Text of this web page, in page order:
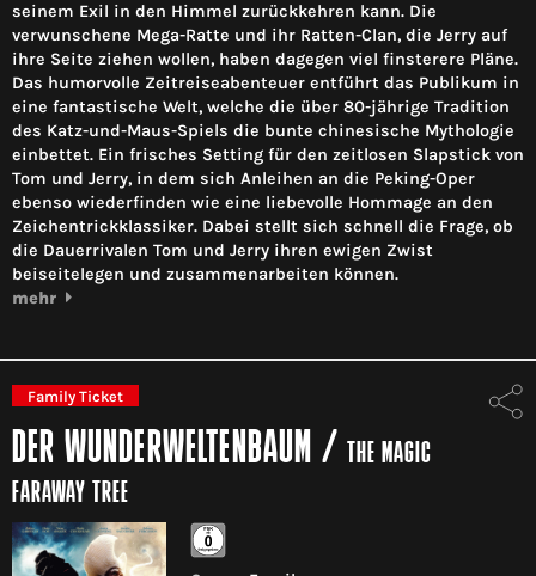
seinem Exil in den Himmel zurückkehren kann. Die
verwunschene Mega-Ratte und ihr Ratten-Clan, die Jerry auf
ihre Seite ziehen wollen, haben dagegen viel finsterere Pläne.
Das humorvolle Zeitreiseabenteuer entführt das Publikum in
eine fantastische Welt, welche die über 80-jährige Tradition
des Katz-und-Maus-Spiels die bunte chinesische Mythologie
einbettet. Ein frisches Setting für den zeitlosen Slapstick von
Tom und Jerry, in dem sich Anleihen an die Peking-Oper
ebenso wiederfinden wie eine liebevolle Hommage an den
Zeichentrickklassiker. Dabei stellt sich schnell die Frage, ob
die Dauerrivalen Tom und Jerry ihren ewigen Zwist
beiseitelegen und zusammenarbeiten können.
mehr
Family Ticket
DER WUNDERWELTENBAUM / THE MAGIC
FARAWAY TREE